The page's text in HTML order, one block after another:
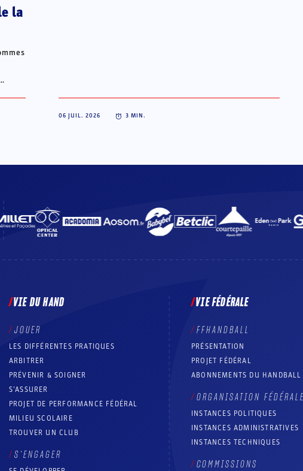
la
06 JUIL. 2026 3 MIN.
VIE DU HAND
JOUER
LES DIFFÉRENTES PRATIQUES
ARBITRER
PRÉVENIR & SOIGNER
S’ASSURER
PROJET DE PERFORMANCE FÉDÉRAL
MILIEU SCOLAIRE
TROUVER UN CLUB
S’ENGAGER
VIE FÉDÉRALE
FFHANDBALL
PRÉSENTATION
PROJET FÉDÉRAL
ABONNEMENTS DU HANDBALL
ORGANISATION FÉDÉRALE
INSTANCES POLITIQUES
INSTANCES ADMINISTRATIVES
INSTANCES TECHNIQUES
COMMISSIONS